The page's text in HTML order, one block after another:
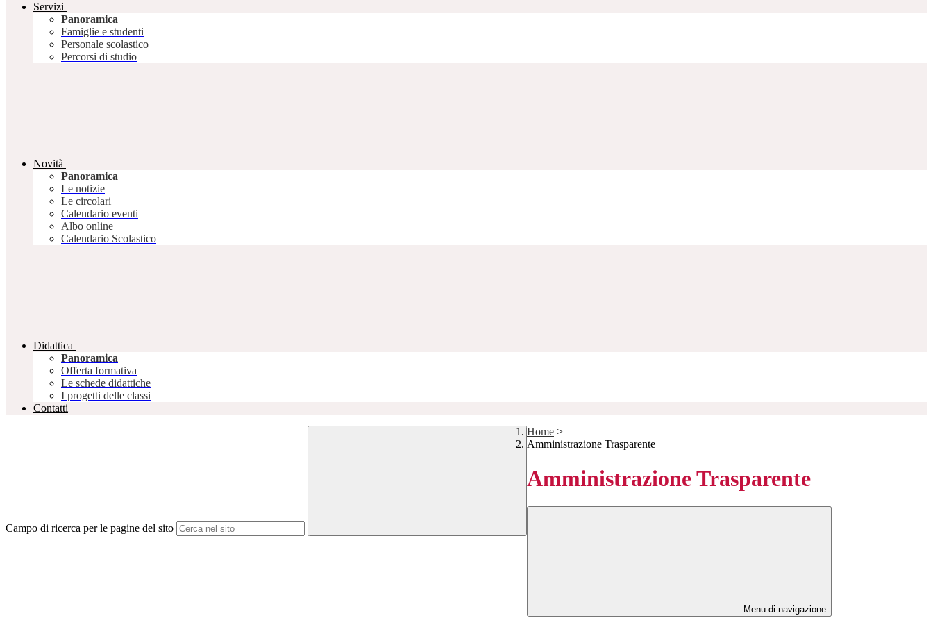
Servizi
Panoramica
Famiglie e studenti
Personale scolastico
Percorsi di studio
Novità
Panoramica
Le notizie
Le circolari
Calendario eventi
Albo online
Calendario Scolastico
Didattica
Panoramica
Offerta formativa
Le schede didattiche
I progetti delle classi
Contatti
Campo di ricerca per le pagine del sito
Home >
Amministrazione Trasparente
Amministrazione Trasparente
Menu di navigazione